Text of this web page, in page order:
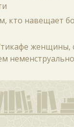
кто навещает